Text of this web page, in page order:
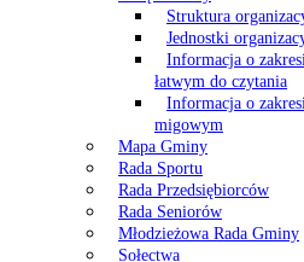
Struktura
Jednostki
Informacja o
łatwym do czytania
Informacja o
migowym
Mapa Gminy
Rada Sportu
Rada Przedsiębiorców
Rada Seniorów
Młodzieżowa Rada Gminy
Sołectwa